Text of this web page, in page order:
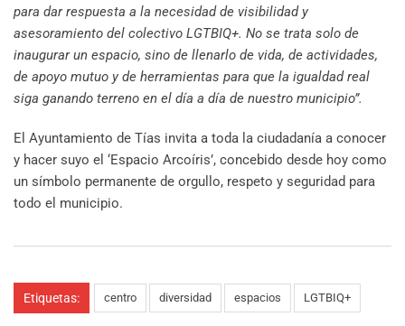
para dar respuesta a la necesidad de visibilidad y
asesoramiento del colectivo LGTBIQ+. No se trata solo de
inaugurar un espacio, sino de llenarlo de vida, de actividades,
de apoyo mutuo y de herramientas para que la igualdad real
siga ganando terreno en el día a día de nuestro municipio”.
El Ayuntamiento de Tías invita a toda la ciudadanía a conocer
y hacer suyo el ‘Espacio Arcoíris’, concebido desde hoy como
un símbolo permanente de orgullo, respeto y seguridad para
todo el municipio.
Etiquetas: centro diversidad espacios LGTBIQ+